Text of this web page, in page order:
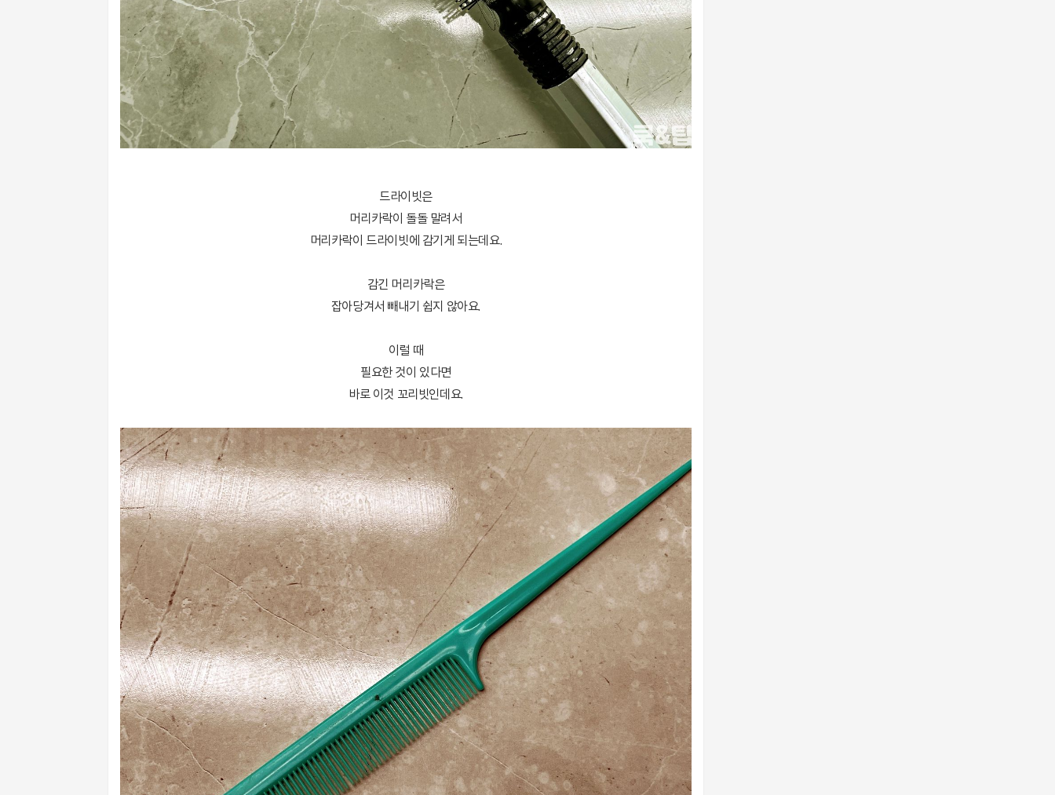
드라이빗은
머리카락이 돌돌 말려서
머리카락이 드라이빗에 감기게 되는데요.
감긴 머리카락은
잡아당겨서 빼내기 쉽지 않아요.
이럴 때
필요한 것이 있다면
바로 이것 꼬리빗인데요.